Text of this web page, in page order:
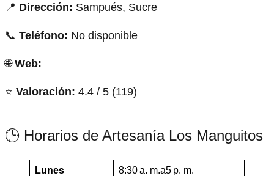
📍 Dirección: Sampués, Sucre
📞 Teléfono: No disponible
🌐Web:
⭐ Valoración: 4.4 / 5 (119)
🕒 Horarios de Artesanía Los Manguitos
Lunes 8:30 a. m.a5 p. m.